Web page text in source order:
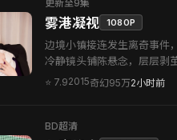
更新至9集
雾港凝视 1080P
边境小镇接连发生离奇事件
冷静镜头铺陈悬念，层层剥
⭐ 7.92015奇幻95万2小时前
BD超清